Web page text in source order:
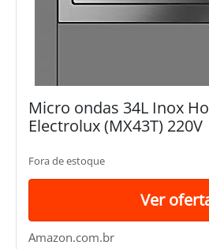
Micro ondas 34L Inox
Electrolux (MX43T) 220V
Fora de estoque
Ver
Amazon.com.br